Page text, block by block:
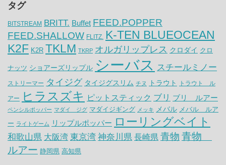
タグ
BITSTREAM BRITT. Buffet FEED.POPPER
FEED.SHALLOW FLITZ. K-TEN BLUEOCEAN
K2F K2R TKLM TKRP オルガリップレス クロダイ クロ
ナッツ ショアーズリップル シーバス スチールミノー
ストリーマー タイジグ タイジグスリム チヌ トラウト トラウト ル
アー ヒラスズキ ピットスティック ブリ ブリ ルアー
ペンシルポッパー マダイ ジグ マダイジギング メッキ メバル メバル ルア
ー ライトゲーム リップルポッパー ローリングベイト
和歌山県 大阪湾 東京湾 神奈川県 長崎県 青物 青物
ルアー 静岡県 高知県